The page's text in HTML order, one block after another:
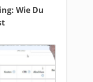
Wie Du